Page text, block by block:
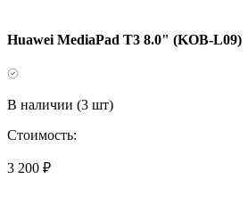
Huawei MediaPad T3 8.0" (KOB-L09)
В наличии (3 шт)
Стоимость:
3 200 ₽